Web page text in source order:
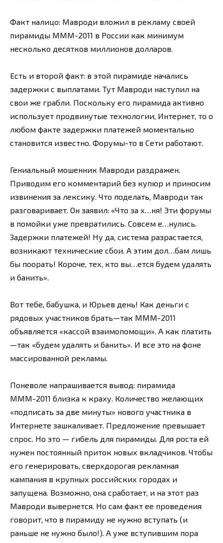
Факт налицо: Мавроди вложил в рекламу своей
пирамиды МММ-2011 в России как минимум
несколько десятков миллионов долларов.
Есть и второй факт: в этой пирамиде начались
задержки с выплатами. Тут Мавроди наступил на
свои же грабли. Поскольку его пирамида активно
использует продвинутые технологии, Интернет, то о
любом факте задержки платежей моментально
становится известно. Форумы-то в Сети работают.
Гениальный мошенник Мавроди раздражен.
Приводим его комментарий без купюр и приносим
извинения за лексику. Что поделать, Мавроди так
разговаривает. Он заявил: «Что за х…ня! Эти форумы
в помойки уже превратились. Совсем е…нулись.
Задержки платежей! Ну да, система разрастается,
возникают технические сбои. А этим дол…бам лишь
бы поорать! Короче, тех, кто вы…ется будем удалять
и банить».
Вот тебе, бабушка, и Юрьев день! Как деньги с
рядовых участников брать—так МММ-2011
объявляется «кассой взаимопомощи». А как платить
—так «будем удалять и банить». И все это на фоне
массированной рекламы.
Поневоле напрашивается вывод: пирамида
МММ-2011 близка к краху. Количество желающих
«подписать за две минуты» нового участника в
Интернете зашкаливает. Предложение превышает
спрос. Но это — гибель для пирамиды. Для роста ей
нужен постоянный приток новых вкладчиков. Чтобы
его генерировать, сверхдорогая рекламная
кампания в крупных российских городах и
запущена. Возможно, она сработает, и на этот раз
Мавроди вывернется. Но сам факт ее проведения
говорит, что в пирамиду не нужно вступать (и
раньше не нужно было!). А уже вступившим пора